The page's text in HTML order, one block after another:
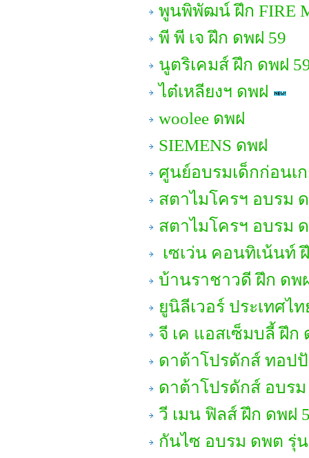
พูนพิพัฒน์ ฝึก FIRE
พี พี เจ ฝึก ดพฝ 59
นูตริเคมส์ ฝึก ดพฝ
ไต๋เหลียงฯ ดพฝ
woolee ดพฝ
SIEMENS ดพฝ
ศูนย์อบรมเด็กก่อนเ
สตาไมโครฯ อบรม
สตาไมโครฯ อบรม
เซเว่น คอนทิเน้นท์
บ้านราชาวดี ฝึก ดพ
ยูนิลีเวอร์ ประเทศไ
จี เค แอสเซ็มบลี้ ฝึก
ดาต้าโปรดักส์ ทอป
ดาต้าโปรดักส์ อบร
วี เมน ฟิลส์ ฝึก ดพฝ
กันไซ อบรม ดพต รุ่